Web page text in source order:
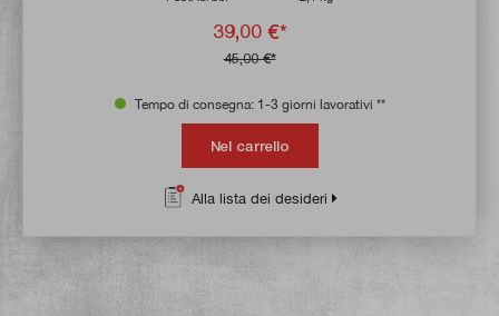
39,00 €*
45,00 €*
Tempo di consegna: 1-3 giorni lavorativi **
Nel carrello
Alla lista dei desideri